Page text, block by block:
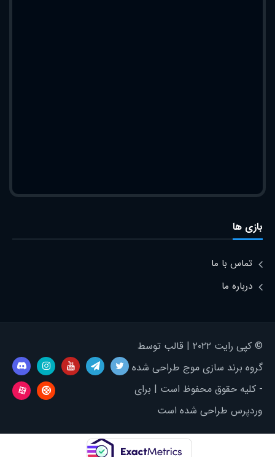
بازی ها
تماس با ما
درباره ما
© کپی رایت ۲۰۲۲ | قالب توسط
گروه برند سازی موج طراحی شده
- کلیه حقوق محفوظ است | برای
وردپرس طراحی شده است